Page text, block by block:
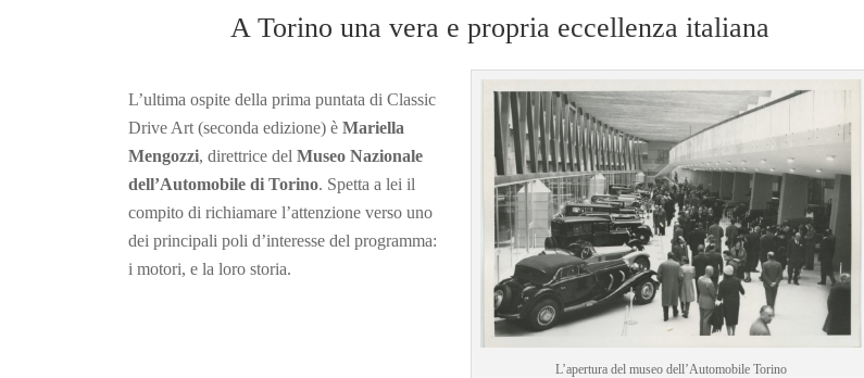
A Torino una vera e propria eccellenza italiana
L’apertura del museo dell’Automobile Torino
L’ultima ospite della prima puntata di Classic
Drive Art (seconda edizione) èMariella
Mengozzi, direttrice delMuseo Nazionale
dell’Automobile di Torino. Spetta a lei il
compito di richiamare l’attenzione verso uno
dei principali poli d’interesse del programma:
i motori, e la loro storia.